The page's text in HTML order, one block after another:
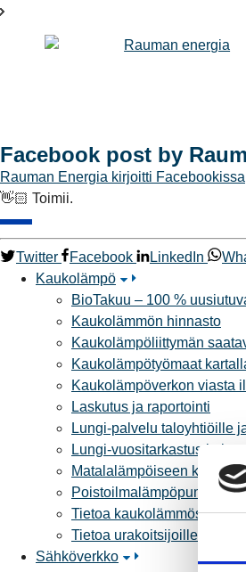
Facebook post by
Rauman Energia kirjoitti Facebookissa
👋🏻 Toimii.
Twitter Facebook LinkedIn
Kaukolämpö
BioTakuu – 100 %
Kaukolämmön hinnasto
Kaukolämpöliittymän
Kaukolämpötyömaat
Kaukolämpöverkon viasta
Laskutus ja raportointi
Lungi-palvelu taloyhtiöille
Lungi-vuositarkastus
Matalalämpöiseen
Poistoilmalämpöpumppu
Tietoa kaukolämmöstä
Tietoa urakoitsijoille
Sähköverkko